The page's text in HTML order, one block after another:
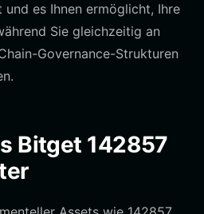
es Ihnen ermöglicht, Ihre
Sie gleichzeitig an
Governance-Strukturen
Bitget 142857